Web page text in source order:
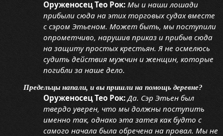
Оруженосец Тео Рок: Мы и наши лошади
прибыли сюда на этих торговых судах вместе
с сэром Этьеном. Может быть, мы поступили
опрометчиво, нарушив приказ и прибыв сюда
на защиту простых крестьян. Я не осмелюсь
судить действия мужчин и женщин, которые
погибли за наше дело.
Предельцы напали, и вы пришли на помощь деревне?
Оруженосец Тео Рок: Да. Сэр Этьен был
твердо уверен, что мы должны поступить
именно так, однако эта затея как будто с
самого начала была обречена на провал. Мы не